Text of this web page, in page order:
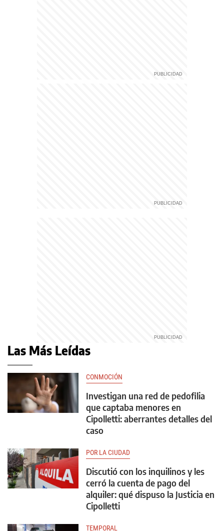
Las Más Leídas
CONMOCIÓN
Investigan una red de pedofilia
que captaba menores en
Cipolletti: aberrantes detalles del
caso
POR LA CIUDAD
Discutió con los inquilinos y les
cerró la cuenta de pago del
alquiler: qué dispuso la Justicia en
Cipolletti
TEMPORAL